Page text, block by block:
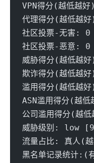
VPN得分(越低
代理得分(越低
社区投票-无害:
社区投票-恶意:
威胁得分(越低
欺诈得分(越低
滥用得分(越低
ASN滥用得分(
公司滥用得分(
威胁级别: low
流量占比: 真人(
黑名单记录统计:(